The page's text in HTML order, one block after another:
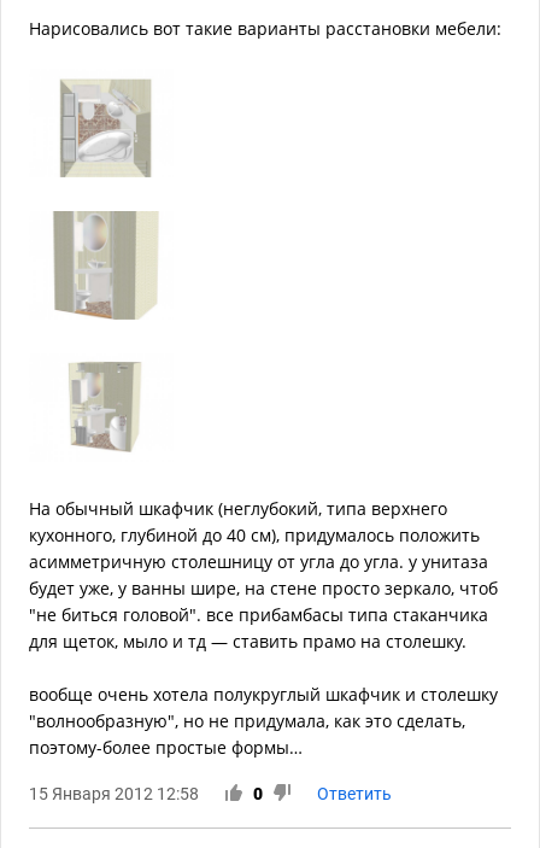
Нарисовались вот такие варианты расстановки мебели:
На обычный шкафчик (неглубокий, типа верхнего
кухонного, глубиной до 40 см), придумалось положить
асимметричную столешницу от угла до угла. у унитаза
будет уже, у ванны шире, на стене просто зеркало, чтоб
"не биться головой". все прибамбасы типа стаканчика
для щеток, мыло и тд — ставить прамо на столешку.
вообще очень хотела полукруглый шкафчик и столешку
"волнообразную", но не придумала, как это сделать,
поэтому-более простые формы…
15 Января 2012 12:58 0 Ответить